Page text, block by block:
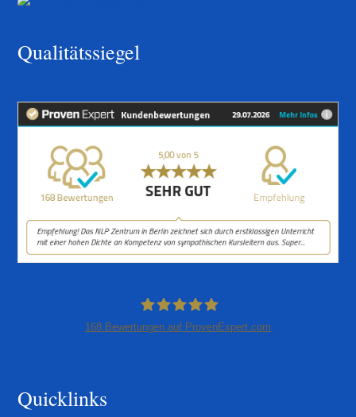
Qualitätssiegel
168 Bewertungen auf ProvenExpert.com
Quicklinks